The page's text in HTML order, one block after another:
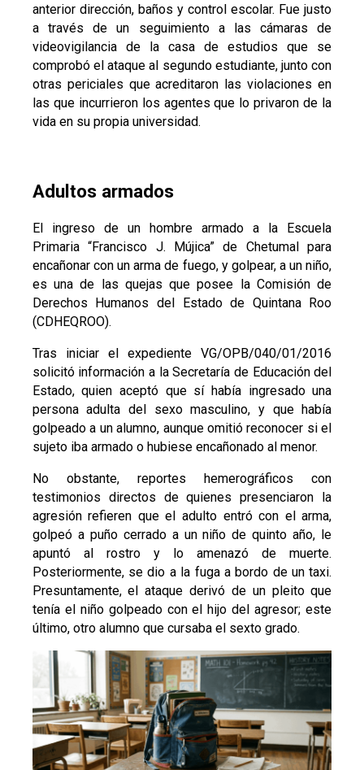
anterior dirección, baños y control escolar. Fue justo
a través de un seguimiento a las cámaras de
videovigilancia de la casa de estudios que se
comprobó el ataque al segundo estudiante, junto con
otras periciales que acreditaron las violaciones en
las que incurrieron los agentes que lo privaron de la
vida en su propia universidad.
Adultos armados
El ingreso de un hombre armado a la Escuela
Primaria “Francisco J. Mújica” de Chetumal para
encañonar con un arma de fuego, y golpear, a un niño,
es una de las quejas que posee la Comisión de
Derechos Humanos del Estado de Quintana Roo
(CDHEQROO).
Tras iniciar el expediente VG/OPB/040/01/2016
solicitó información a la Secretaría de Educación del
Estado, quien aceptó que sí había ingresado una
persona adulta del sexo masculino, y que había
golpeado a un alumno, aunque omitió reconocer si el
sujeto iba armado o hubiese encañonado al menor.
No obstante, reportes hemerográficos con
testimonios directos de quienes presenciaron la
agresión refieren que el adulto entró con el arma,
golpeó a puño cerrado a un niño de quinto año, le
apuntó al rostro y lo amenazó de muerte.
Posteriormente, se dio a la fuga a bordo de un taxi.
Presuntamente, el ataque derivó de un pleito que
tenía el niño golpeado con el hijo del agresor; este
último, otro alumno que cursaba el sexto grado.